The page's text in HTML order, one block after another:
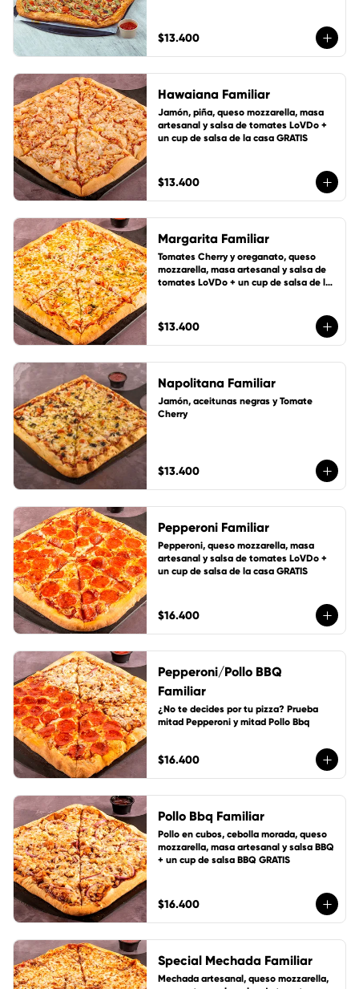
mozzarella y 1 cup de salsa de la casa
gratis!
$13.400
Hawaiana Familiar
Jamón, piña, queso mozzarella, masa
artesanal y salsa de tomates LoVDo +
un cup de salsa de la casa GRATIS
$13.400
Margarita Familiar
Tomates Cherry y oreganato, queso
mozzarella, masa artesanal y salsa de
tomates LoVDo + un cup de salsa de la
$13.400
Napolitana Familiar
Jamón, aceitunas negras y Tomate
Cherry
$13.400
Pepperoni Familiar
Pepperoni, queso mozzarella, masa
artesanal y salsa de tomates LoVDo +
un cup de salsa de la casa GRATIS
$16.400
Pepperoni/Pollo BBQ
Familiar
¿No te decides por tu pizza? Prueba
mitad Pepperoni y mitad Pollo Bbq
$16.400
Pollo Bbq Familiar
Pollo en cubos, cebolla morada, queso
mozzarella, masa artesanal y salsa BBQ
+ un cup de salsa BBQ GRATIS
$16.400
Special Mechada Familiar
Mechada artesanal, queso mozzarella,